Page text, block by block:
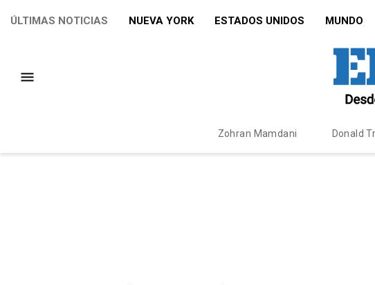
ÚLTIMAS NOTICIAS NUEVA YORK ESTADOS UNIDOS MUNDO
Zohran Mamdani Donald